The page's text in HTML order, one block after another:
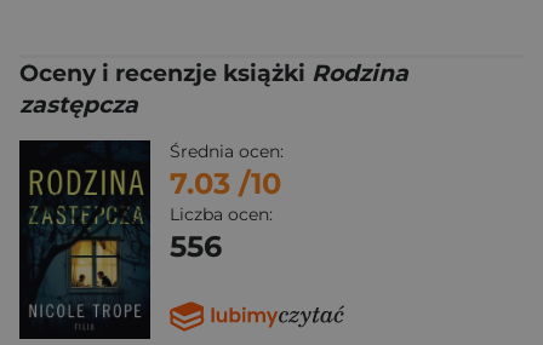
Oceny i recenzje książki Rodzina
zastępcza
Średnia ocen:
7.03 /10
Liczba ocen:
556